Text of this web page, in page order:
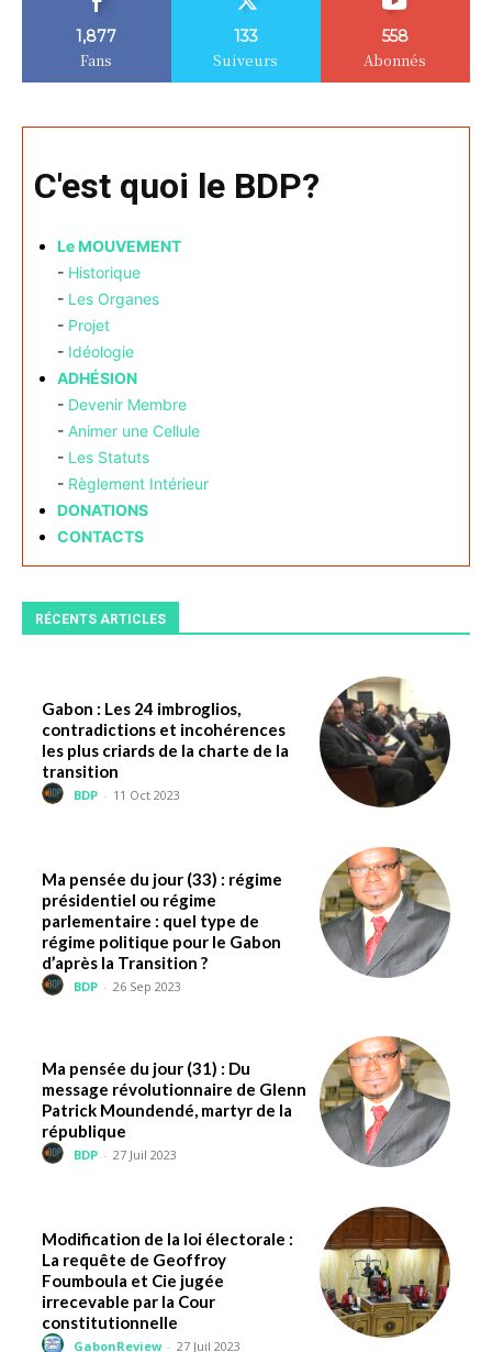
1,877
Fans
133
Suiveurs
558
Abonnés
C'est quoi le BDP?
Le MOUVEMENT
- Historique
- Les Organes
- Projet
- Idéologie
ADHÉSION
- Devenir Membre
- Animer une Cellule
- Les Statuts
- Règlement Intérieur
DONATIONS
CONTACTS
RÉCENTS ARTICLES
Gabon : Les 24 imbroglios,
contradictions et incohérences
les plus criards de la charte de la
transition
BDP - 11 Oct 2023
Ma pensée du jour (33) : régime
présidentiel ou régime
parlementaire : quel type de
régime politique pour le Gabon
d’après la Transition ?
BDP - 26 Sep 2023
Ma pensée du jour (31) : Du
message révolutionnaire de Glenn
Patrick Moundendé, martyr de la
république
BDP - 27 Juil 2023
Modification de la loi électorale :
La requête de Geoffroy
Foumboula et Cie jugée
irrecevable par la Cour
constitutionnelle
GabonReview - 27 Juil 2023